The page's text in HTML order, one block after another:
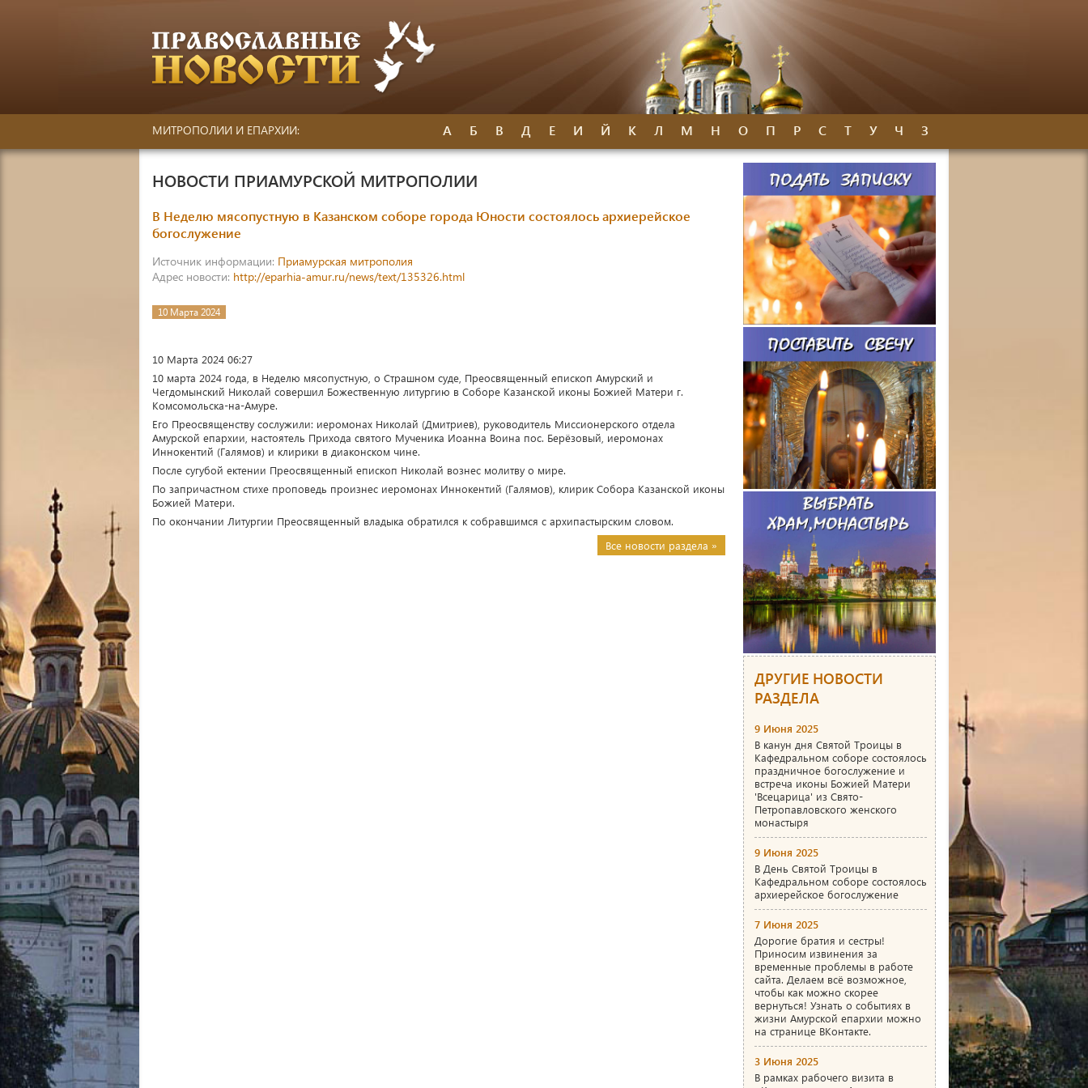
МИТРОПОЛИИ И ЕПАРХИИ: А Б В Д Е И Й К Л М Н О П Р С Т У Ч З
НОВОСТИ ПРИАМУРСКОЙ МИТРОПОЛИИ
В Неделю мясопустную в Казанском соборе города Юности состоялось архиерейское
богослужение
Источник информации: Приамурская митрополия
Адрес новости: http://eparhia-amur.ru/news/text/135326.html
10 Марта 2024
10 Марта 2024 06:27
10 марта 2024 года, в Неделю мясопустную, о Страшном суде, Преосвященный епископ Амурский и
Чегдомынский Николай совершил Божественную литургию в Соборе Казанской иконы Божией Матери г.
Комсомольска-на-Амуре.
Его Преосвященству сослужили: иеромонах Николай (Дмитриев), руководитель Миссионерского отдела
Амурской епархии, настоятель Прихода святого Мученика Иоанна Воина пос. Берёзовый, иеромонах
Иннокентий (Галямов) и клирики в диаконском чине.
После сугубой ектении Преосвященный епископ Николай вознес молитву о мире.
По запричастном стихе проповедь произнес иеромонах Иннокентий (Галямов), клирик Собора Казанской иконы
Божией Матери.
По окончании Литургии Преосвященный владыка обратился к собравшимся с архипастырским словом.
Все новости раздела »
ДРУГИЕ НОВОСТИ
РАЗДЕЛА
9 Июня 2025
В канун дня Святой Троицы в
Кафедральном соборе состоялось
праздничное богослужение и
встреча иконы Божией Матери
'Всецарица' из Свято-
Петропавловского женского
монастыря
9 Июня 2025
В День Святой Троицы в
Кафедральном соборе состоялось
архиерейское богослужение
7 Июня 2025
Дорогие братия и сестры!
Приносим извинения за
временные проблемы в работе
сайта. Делаем всё возможное,
чтобы как можно скорее
вернуться! Узнать о событиях в
жизни Амурской епархии можно
на странице ВКонтакте.
3 Июня 2025
В рамках рабочего визита в